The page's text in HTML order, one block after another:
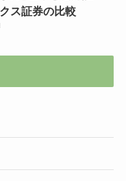
ス証券の比較